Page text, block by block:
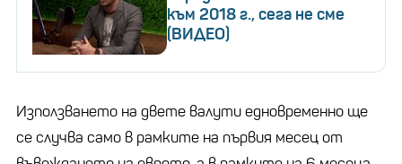
към 2018 г., сега не сме
(ВИДЕО)
Използването на двете валути едновременно ще
се случва само в рамките на първия месец от